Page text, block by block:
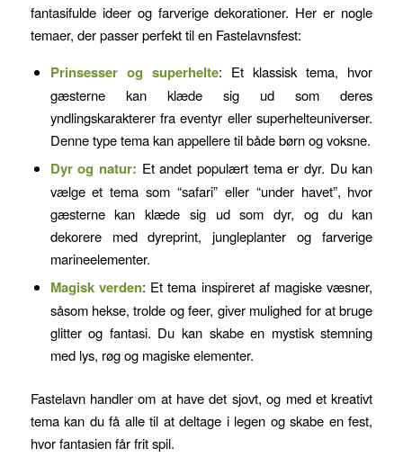
fantasifulde ideer og farverige dekorationer. Her er nogle
temaer, der passer perfekt til en Fastelavnsfest:
Prinsesser og superhelte: Et klassisk tema, hvor
gæsterne kan klæde sig ud som deres
yndlingskarakterer fra eventyr eller superhelteuniverser.
Denne type tema kan appellere til både børn og voksne.
Dyr og natur: Et andet populært tema er dyr. Du kan
vælge et tema som “safari” eller “under havet”, hvor
gæsterne kan klæde sig ud som dyr, og du kan
dekorere med dyreprint, jungleplanter og farverige
marineelementer.
Magisk verden: Et tema inspireret af magiske væsner,
såsom hekse, trolde og feer, giver mulighed for at bruge
glitter og fantasi. Du kan skabe en mystisk stemning
med lys, røg og magiske elementer.
Fastelavn handler om at have det sjovt, og med et kreativt
tema kan du få alle til at deltage i legen og skabe en fest,
hvor fantasien får frit spil.